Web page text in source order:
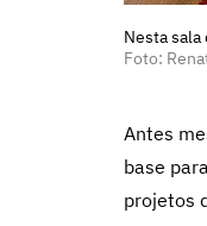
Nesta
Foto:
Antes
base
projetos